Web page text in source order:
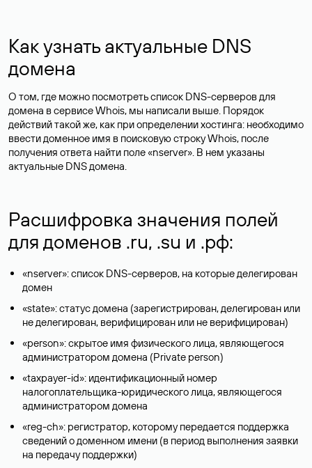
Как узнать актуальные DNS
домена
О том, где можно посмотреть список DNS-серверов для
домена в сервисе Whois, мы написали выше. Порядок
действий такой же, как при определении хостинга: необходимо
ввести доменное имя в поисковую строку Whois, после
получения ответа найти поле «nserver». В нем указаны
актуальные DNS домена.
Расшифровка значения полей
для доменов .ru, .su и .рф:
«nserver»: список DNS-серверов, на которые делегирован
домен
«state»: статус домена (зарегистрирован, делегирован или
не делегирован, верифицирован или не верифицирован)
«person»: скрытое имя физического лица, являющегося
администратором домена (Privatе person)
«taxpayer-id»: идентификационный номер
налогоплательщика-юридического лица, являющегося
администратором домена
«reg-ch»: регистратор, которому передается поддержка
сведений о доменном имени (в период выполнения заявки
на передачу поддержки)